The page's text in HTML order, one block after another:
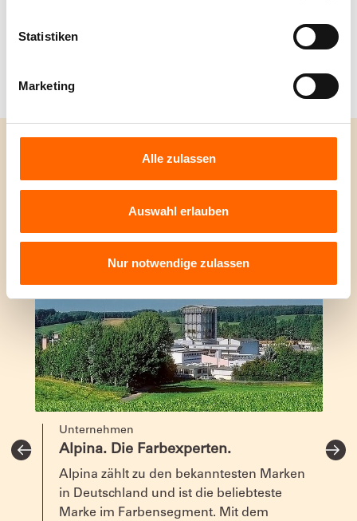
Statistiken
Marketing
Alle zulassen
Auswahl erlauben
Nur notwendige zulassen
Unternehmen
Alpina. Die Farbexperten.
Alpina zählt zu den bekanntesten Marken
in Deutschland und ist die beliebteste
Marke im Farbensegment. Mit dem